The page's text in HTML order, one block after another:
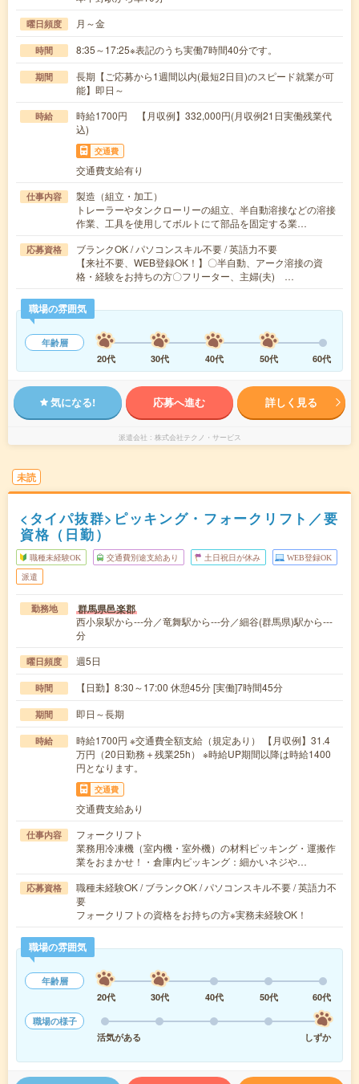
曜日頻度 月～金
時間 8:35～17:25※表記のうち実働7時間40分です。
期間
長期【ご応募から1週間以内(最短2日目)のスピード就業が可
能】即日～
時給
時給1700円 【月収例】332,000円(月収例21日実働残業代
込)
交通費
交通費支給有り
仕事内容
製造（組立・加工）
トレーラーやタンクローリーの組立、半自動溶接などの溶接
作業、工具を使用してボルトにて部品を固定する業…
応募資格
ブランクOK / パソコンスキル不要 / 英語力不要
【来社不要、WEB登録OK！】〇半自動、アーク溶接の資
格・経験をお持ちの方〇フリーター、主婦(夫) …
職場の雰囲気
年齢層
20代
30代 40代 50代 60代
気になる! 応募へ進む 詳しく見る
派遣会社 株式会社テクノ・サービス
未読
<タイパ抜群>ピッキング・フォークリフト／要
資格（日勤）
職種未経験OK 交通費別途支給あり 土日祝日が休み WEB登録OK
派遣
勤務地 群馬県邑楽郡
西小泉駅から---分／竜舞駅から---分／細谷(群馬県)駅から---
分
曜日頻度 週5日
時間 【日勤】8:30～17:00 休憩45分 [実働]7時間45分
期間 即日～長期
時給
時給1700円 ※交通費全額支給（規定あり） 【月収例】31.4
万円（20日勤務＋残業25h） ※時給UP期間以降は時給1400
円となります。
交通費
交通費支給あり
仕事内容
フォークリフト
業務用冷凍機（室内機・室外機）の材料ピッキング・運搬作
業をおまかせ！・倉庫内ピッキング：細かいネジや…
応募資格
職種未経験OK / ブランクOK / パソコンスキル不要 / 英語力不
要
フォークリフトの資格をお持ちの方※実務未経験OK！
職場の雰囲気
年齢層
20代
30代 40代 50代
60代
職場の様子
活気がある
しずか